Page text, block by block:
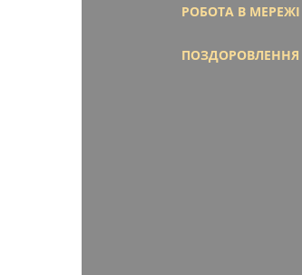
РОБОТА В МЕРЕЖІ
ПОЗДОРОВЛЕННЯ